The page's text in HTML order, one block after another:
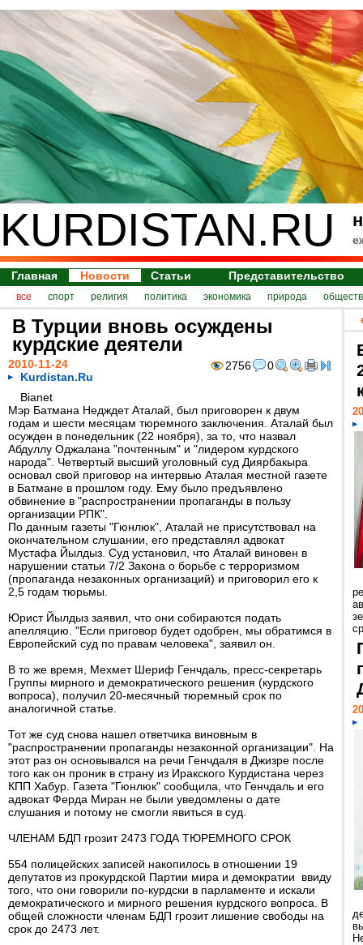
KURDISTAN.RU
Главная Новости Статьи Представительство
все спорт религия политика экономика природа
В Турции вновь осуждены
курдские деятели
2756 0
2010-11-24
Kurdistan.Ru
Bianet
Мэр Батмана Недждет Аталай, был приговорен к двум
годам и шести месяцам тюремного заключения. Аталай был
осужден в понедельник (22 ноября), за то, что назвал
Абдуллу Оджалана "почтенным" и "лидером курдского
народа". Четвертый высший уголовный суд Диярбакыра
основал свой приговор на интервью Аталая местной газете
в Батмане в прошлом году. Ему было предъявлено
обвинение в "распространении пропаганды в пользу
организации РПК".
По данным газеты "Гюнлюк", Аталай не присутствовал на
окончательном слушании, его представлял адвокат
Мустафа Йылдыз. Суд установил, что Аталай виновен в
нарушении статьи 7/2 Закона о борьбе с терроризмом
(пропаганда незаконных организаций) и приговорил его к
2,5 годам тюрьмы.
Юрист Йылдыз заявил, что они собираются подать
апелляцию. "Если приговор будет одобрен, мы обратимся в
Европейский суд по правам человека", заявил он.
В то же время, Мехмет Шериф Генчдаль, пресс-секретарь
Группы мирного и демократического решения (курдского
вопроса), получил 20-месячный тюремный срок по
аналогичной статье.
Тот же суд снова нашел ответчика виновным в
"распространении пропаганды незаконной организации". На
этот раз он основывался на речи Генчдаля в Джизре после
того как он проник в страну из Иракского Курдистана через
КПП Хабур. Газета "Гюнлюк" сообщила, что Генчдаль и его
адвокат Ферда Миран не были уведомлены о дате
слушания и потому не смогли явиться в суд.
ЧЛЕНАМ БДП грозит 2473 ГОДА ТЮРЕМНОГО СРОК
554 полицейских записей накопилось в отношении 19
депутатов из прокурдской Партии мира и демократии ввиду
того, что они говорили по-курдски в парламенте и искали
демократического и мирного решения курдского вопроса. В
общей сложности членам БДП грозит лишение свободы на
срок до 2473 лет.